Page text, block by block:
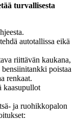
turvallisesta
autotallissa eikä
riittävän kaukana,
poistaa
renkaat.
kaasupullot
ja ruohikkopalon